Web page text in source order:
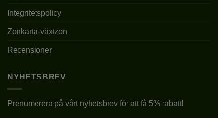
Integritetspolicy
Zonkarta-växtzon
Recensioner
NYHETSBREV
Prenumerera på vårt nyhetsbrev för att få 5% rabatt!